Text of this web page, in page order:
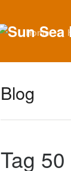
Home
Blog
Tag 50